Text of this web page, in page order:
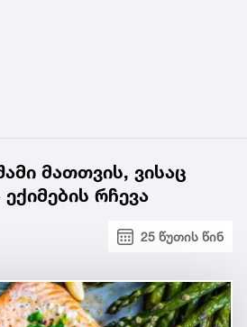
მათთვის, ვისაც
რჩევა
25 წუთის წინ